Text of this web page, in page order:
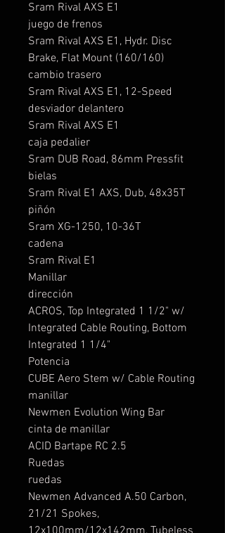
Sram Rival AXS E1
juego de frenos
Sram Rival AXS E1, Hydr. Disc
Brake, Flat Mount (160/160)
cambio trasero
Sram Rival AXS E1, 12-Speed
desviador delantero
Sram Rival AXS E1
caja pedalier
Sram DUB Road, 86mm Pressfit
bielas
Sram Rival E1 AXS, Dub, 48x35T
piñón
Sram XG-1250, 10-36T
cadena
Sram Rival E1
Manillar
dirección
ACROS, Top Integrated 1 1/2" w/
Integrated Cable Routing, Bottom
Integrated 1 1/4"
Potencia
CUBE Aero Stem w/ Cable Routing
manillar
Newmen Evolution Wing Bar
cinta de manillar
ACID Bartape RC 2.5
Ruedas
ruedas
Newmen Advanced A.50 Carbon,
21/21 Spokes,